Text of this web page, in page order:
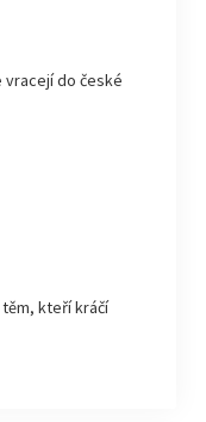
vracejí do české
kteří kráčí